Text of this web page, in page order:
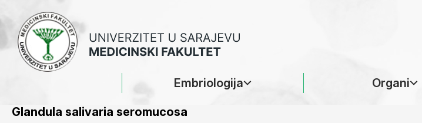
Embriologija Organi
Glandula salivaria seromucosa